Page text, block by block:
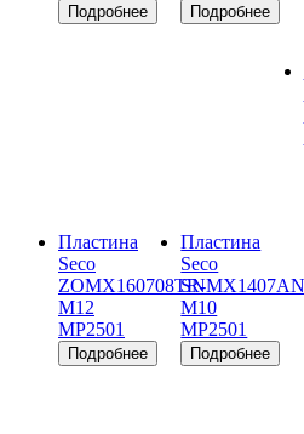
Пластина
Seco
ZOMX160708TR-
M12
MP2501
Пластина
Seco
M10
MP2501